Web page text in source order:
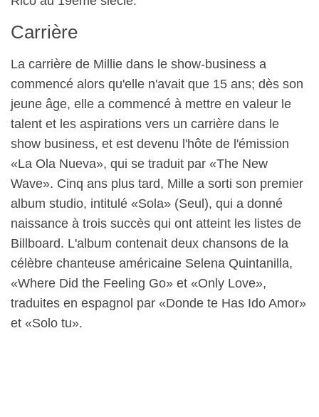
Carrière
La carrière de Millie dans le show-business a
commencé alors qu'elle n'avait que 15 ans; dès son
jeune âge, elle a commencé à mettre en valeur le
talent et les aspirations vers un carrière dans le
show business, et est devenu l'hôte de l'émission
«La Ola Nueva», qui se traduit par «The New
Wave». Cinq ans plus tard, Mille a sorti son premier
album studio, intitulé «Sola» (Seul), qui a donné
naissance à trois succès qui ont atteint les listes de
Billboard. L'album contenait deux chansons de la
célèbre chanteuse américaine Selena Quintanilla,
«Where Did the Feeling Go» et «Only Love»,
traduites en espagnol par «Donde te Has Ido Amor»
et «Solo tu».